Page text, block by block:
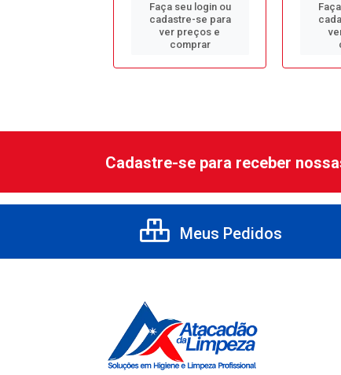
Faça seu login ou
cadastre-se para
ver preços e
comprar
Cadastre-se para receber
Meus Pedidos